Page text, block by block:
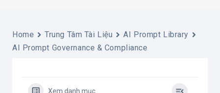
Home Trung Tâm Tài Liệu
AI Prompt Library
AI Prompt Governance & Compliance
Xem danh mục